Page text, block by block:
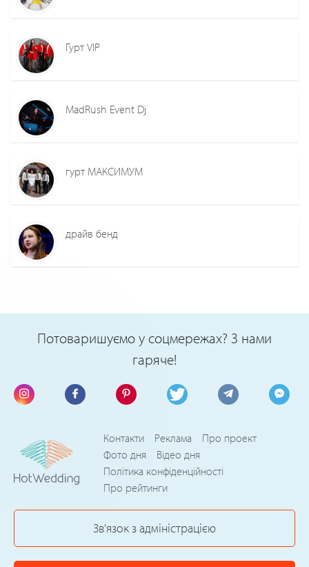
Гурт VIP
MadRush Event Dj
гурт МАКСИМУМ
драйв бенд
Потоваришуємо у соцмережах? З нами
гаряче!
Контакти Реклама
Про проект
Фото дня
Відео дня
Політика конфіденційності
Про рейтинги
Зв'язок з адміністрацією